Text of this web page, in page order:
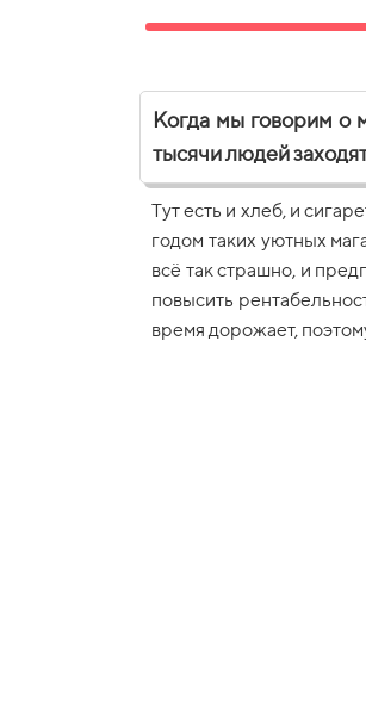
Когда мы говорим о
тысячи людей
Тут есть и хлеб, и
годом таких уютных
всё так страшно, и
повысить
время дорожает,